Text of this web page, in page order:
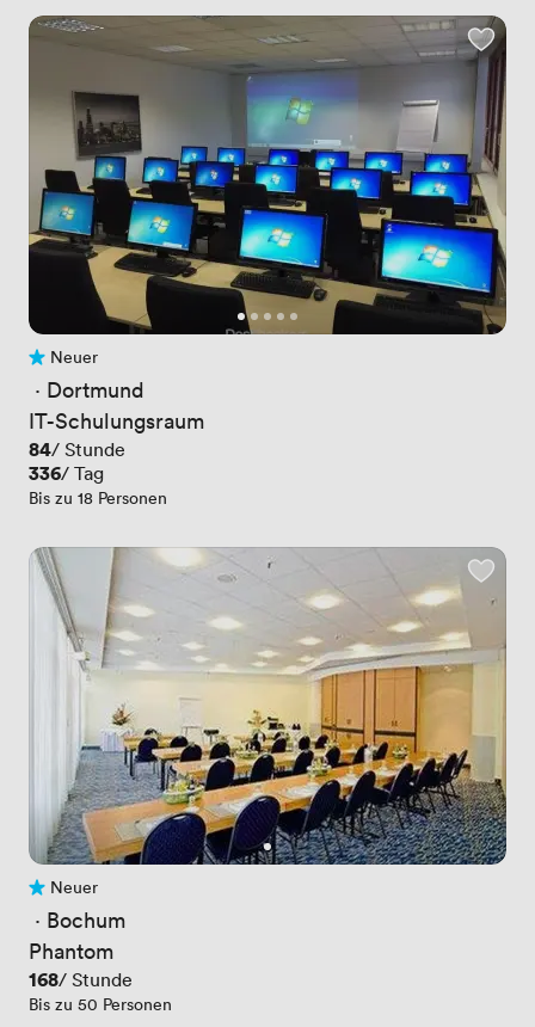
Noch keine Bewertungen
Neuer
· Dortmund
IT-Schulungsraum
Preis
84/ Stunde
Preis
336/ Tag
Bis zu 18 Personen
Noch keine Bewertungen
Neuer
· Bochum
Phantom
Preis
168/ Stunde
Bis zu 50 Personen